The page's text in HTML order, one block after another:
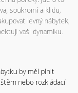
soukromí a klidu,
levný nábytek,
vaši dynamiku.
by měl plnit
nebo rozkládací